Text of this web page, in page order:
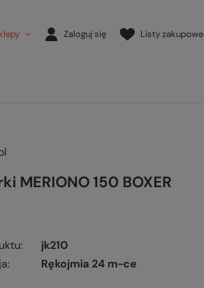
Zaloguj się Listy zakupowe
MERIONO 150 BOXER
jk210
Rękojmia 24 m-ce